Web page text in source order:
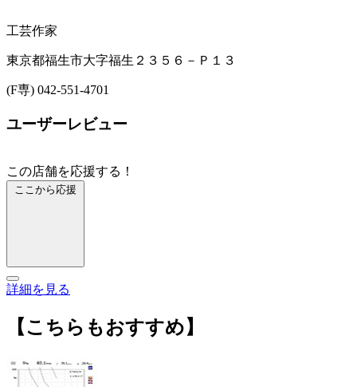
工芸作家
東京都福生市大字福生２３５６－Ｐ１３
(F専) 042-551-4701
ユーザーレビュー
この店舗を応援する！
ここから応援
詳細を見る
【こちらもおすすめ】